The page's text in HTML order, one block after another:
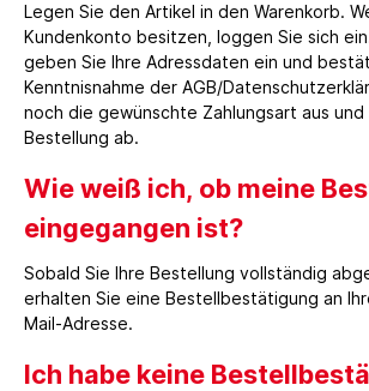
Legen Sie den Artikel in den Warenkorb.
Kundenkonto besitzen, loggen Sie sich
geben Sie Ihre Adressdaten ein und
Kenntnisnahme der AGB/
noch die gewünschte Zahlungsart aus und
Bestellung ab.
Wie weiß ich, ob meine
eingegangen ist?
Sobald Sie Ihre Bestellung vollständig
erhalten Sie eine Bestellbestätigung an
Mail-Adresse.
Ich habe keine